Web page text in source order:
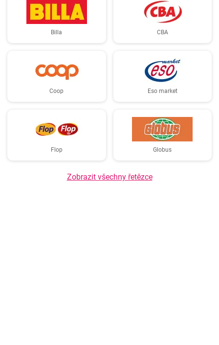
Billa CBA
Coop Eso market
Flop Globus
Zobrazit všechny řetězce